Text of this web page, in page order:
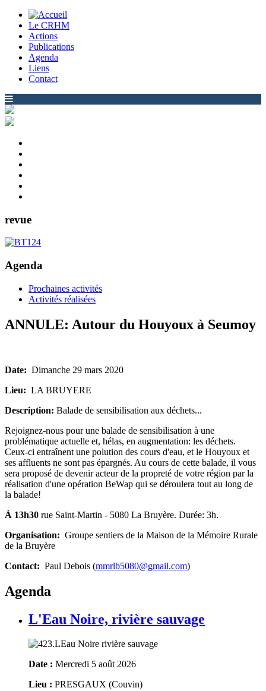
Le CRHM
Actions
Publications
Agenda
Liens
Contact
revue
Agenda
Prochaines activités
Activités réalisées
ANNULE: Autour du Houyoux à Seumoy
Date: Dimanche 29 mars 2020
Lieu: LA BRUYERE
Description: Balade de sensibilisation aux déchets...
Rejoignez-nous pour une balade de sensibilisation à une
problématique actuelle et, hélas, en augmentation: les déchets.
Ceux-ci entraînent une polution des cours d'eau, et le Houyoux et
ses affluents ne sont pas épargnés. Au cours de cette balade, il vous
sera proposé de devenir acteur de la propreté de votre région par la
réalisation d'une opération BeWap qui se déroulera tout au long de
la balade!
À 13h30 rue Saint-Martin - 5080 La Bruyère. Durée: 3h.
Organisation: Groupe sentiers de la Maison de la Mémoire Rurale
de la Bruyère
Contact: Paul Debois (mmrlb5080@gmail.com)
Agenda
L'Eau Noire, rivière sauvage
Date : Mercredi 5 août 2026
Lieu : PRESGAUX (Couvin)